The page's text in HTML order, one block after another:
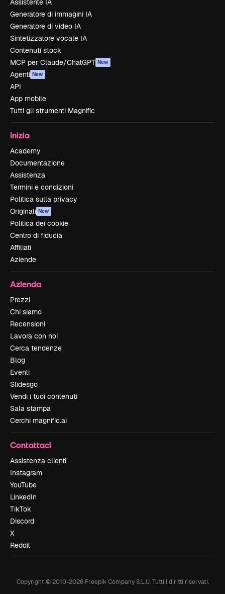
Assistente IA
Generatore di immagini IA
Generatore di video IA
Sintetizzatore vocale IA
Contenuti stock
MCP per Claude/ChatGPT New
Agenti New
API
App mobile
Tutti gli strumenti Magnific
Inizia
Academy
Documentazione
Assistenza
Termini e condizioni
Politica sulla privacy
Originali New
Politica dei cookie
Centro di fiducia
Affiliati
Aziende
Azienda
Prezzi
Chi siamo
Recensioni
Lavora con noi
Cerca tendenze
Blog
Eventi
Slidesgo
Vendi i tuoi contenuti
Sala stampa
Cerchi magnific.ai
Contattaci
Assistenza clienti
Instagram
YouTube
LinkedIn
TikTok
Discord
X
Reddit
Copyright © 2010-2026Freepik Company S.L.U. Tutti i diritti riservati.